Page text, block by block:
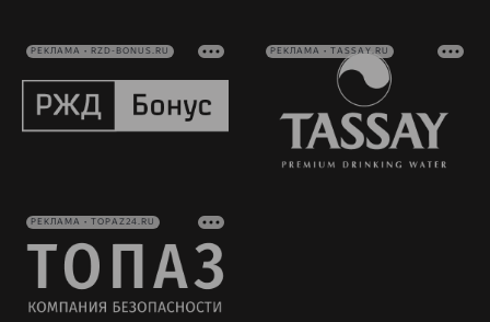
РЕКЛАМА • RZD-BONUS.RU РЕКЛАМА • TASSAY.RU
РЕКЛАМА • TOPAZ24.RU